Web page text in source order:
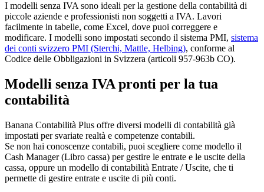
I modelli senza IVA sono ideali per la gestione della contabilità di
piccole aziende e professionisti non soggetti a IVA. Lavori
facilmente in tabelle, come Excel, dove puoi correggere e
modificare. I modelli sono impostati secondo il sistema PMI, sistema
dei conti svizzero PMI (Sterchi, Mattle, Helbing), conforme al
Codice delle Obbligazioni in Svizzera (articoli 957-963b CO).
Modelli senza IVA pronti per la tua
contabilità
Banana Contabilità Plus offre diversi modelli di contabilità già
impostati per svariate realtà e competenze contabili.
Se non hai conoscenze contabili, puoi scegliere come modello il
Cash Manager (Libro cassa) per gestire le entrate e le uscite della
cassa, oppure un modello di contabilità Entrate / Uscite, che ti
permette di gestire entrate e uscite di più conti.